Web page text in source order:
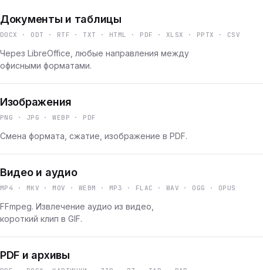
Документы и таблицы
DOCX · ODT · RTF · TXT · HTML · PDF · XLSX · PPTX · CSV
Через LibreOffice, любые направления между
офисными форматами.
Изображения
PNG · JPG · WEBP · PDF
Смена формата, сжатие, изображение в PDF.
Видео и аудио
MP4 · MKV · MOV · WEBM · MP3 · FLAC · WAV · OGG · OPUS
FFmpeg. Извлечение аудио из видео,
короткий клип в GIF.
PDF и архивы